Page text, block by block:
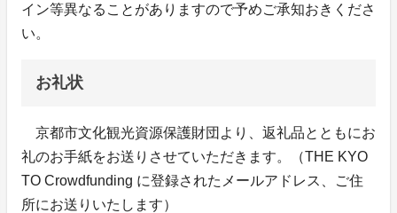
イン等異なることがありますので予めご承知おきくださ
い。
お礼状
京都市文化観光資源保護財団より、返礼品とともにお
礼のお手紙をお送りさせていただきます。（THE KYO
TO Crowdfunding に登録されたメールアドレス、ご住
所にお送りいたします）